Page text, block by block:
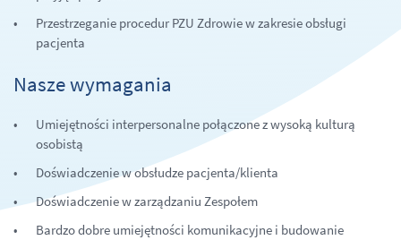
Przestrzeganie procedur PZU Zdrowie w zakresie obsługi
pacjenta
Nasze wymagania
Umiejętności interpersonalne połączone z wysoką kulturą
osobistą
Doświadczenie w obsłudze pacjenta/klienta
Doświadczenie w zarządzaniu Zespołem
Bardzo dobre umiejętności komunikacyjne i budowanie